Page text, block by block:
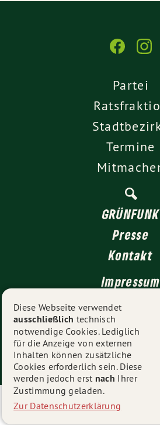
Partei
Termine
GRÜNFUNK
Presse
Kontakt
Impressum
Datenschutz
© 2026GRÜNE Düsseldorf - Alle
Eine schnelle 🚀 und
neuesten Generation von
Diese Webseite verwendet
ausschließlich technisch
notwendige Cookies. Lediglich
für die Anzeige von externen
Inhalten können zusätzliche
Cookies erforderlich sein. Diese
werden jedoch erst nach Ihrer
Zustimmung geladen.
Zur Datenschutzerklärung